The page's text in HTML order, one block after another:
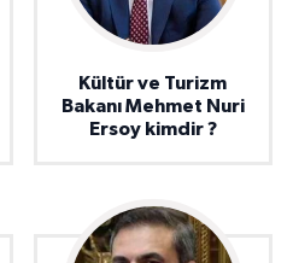
Kültür ve Turizm
Bakanı Mehmet Nuri
Ersoy kimdir ?